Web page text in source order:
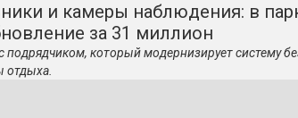
и камеры наблюдения: в
за 31 миллион
подрядчиком, который модернизирует систему
отдыха.